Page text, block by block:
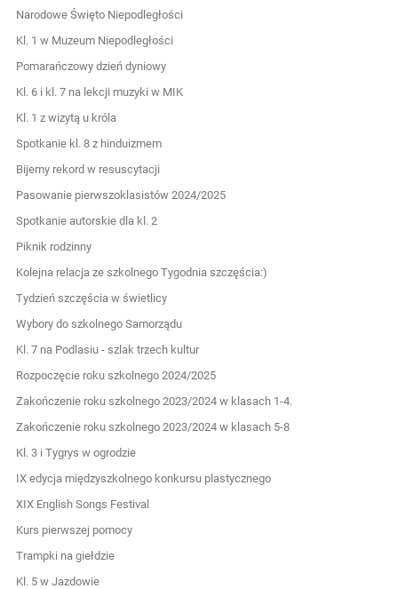
Narodowe Święto Niepodległości
Kl. 1 w Muzeum Niepodległości
Pomarańczowy dzień dyniowy
Kl. 6 i kl. 7 na lekcji muzyki w MIK
Kl. 1 z wizytą u króla
Spotkanie kl. 8 z hinduizmem
Bijemy rekord w resuscytacji
Pasowanie pierwszoklasistów 2024/2025
Spotkanie autorskie dla kl. 2
Piknik rodzinny
Kolejna relacja ze szkolnego Tygodnia szczęścia:)
Tydzień szczęścia w świetlicy
Wybory do szkolnego Samorządu
Kl. 7 na Podlasiu - szlak trzech kultur
Rozpoczęcie roku szkolnego 2024/2025
Zakończenie roku szkolnego 2023/2024 w klasach 1-4.
Zakończenie roku szkolnego 2023/2024 w klasach 5-8
Kl. 3 i Tygrys w ogrodzie
IX edycja międzyszkolnego konkursu plastycznego
XIX English Songs Festival
Kurs pierwszej pomocy
Trampki na giełdzie
Kl. 5 w Jazdowie